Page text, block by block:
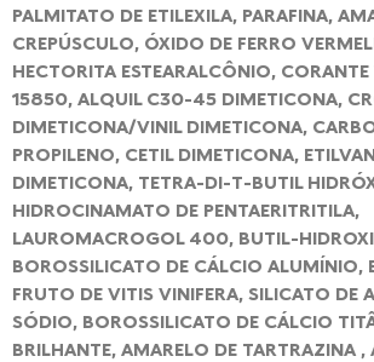
PALMITATO DE ETILEXILA, PARAFINA,
CREPÚSCULO, ÓXIDO DE FERRO
HECTORITA ESTEARALCÔNIO,
15850, ALQUIL C30-45 DIMETICONA,
DIMETICONA/VINIL DIMETICONA,
PROPILENO, CETIL DIMETICONA,
DIMETICONA, TETRA-DI-T-BUTIL
HIDROCINAMATO DE PENTAERITRITILA,
LAUROMACROGOL 400, BUTIL-
BOROSSILICATO DE CÁLCIO ALUMÍNIO,
FRUTO DE VITIS VINIFERA, SILICATO DE
SÓDIO, BOROSSILICATO DE CÁLCIO
BRILHANTE, AMARELO DE TARTRAZINA ,